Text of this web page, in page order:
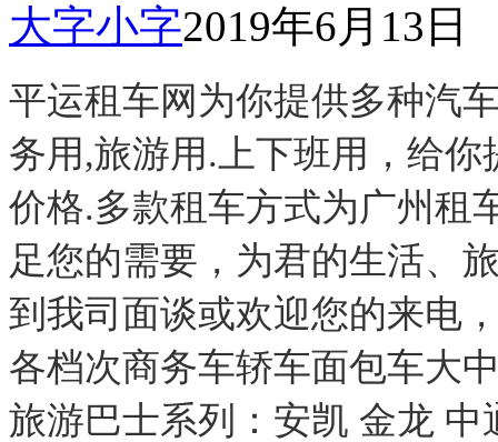
大字小字2019年6月13日
平运租车网为你提供多种汽
务用,旅游用.上下班用，给
价格.多款租车方式为广州租
足您的需要，为君的生活、
到我司面谈或欢迎您的来电
各档次商务车轿车面包车大
旅游巴士系列：安凯 金龙 中